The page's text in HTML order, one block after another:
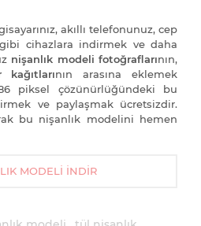
akıllı telefonunuz, cep
cihazlara indirmek ve daha
nişanlık modeli fotoğraflarının,
nın arasına eklemek
piksel çözünürlüğündeki bu
ve paylaşmak ücretsizdir.
bu nişanlık modelini hemen
MODELI İNDIR